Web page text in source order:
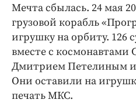
Мечта сбылась. 24 мая
грузовой корабль
игрушку на орбиту. 126
вместе с космонавтами
Дмитрием Петелиным
Они оставили на
печать МКС.